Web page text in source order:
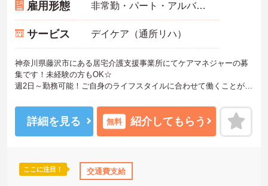
雇用形態 非常勤・パート・アルバイト
サービス デイケア（通所リハ）
神奈川県藤沢市にある居宅介護支援事業所にてケアマネジャーの募
集です！未経験の方もOK☆
週2日～勤務可能！ご自身のライフスタイルに合わせて働くことがで
大切にしていただけます♪
ご興味のある方には、面接対策ポイントなど、さらに詳細をお話し
いたしますのでお気軽にご相談ください！
詳細を見る 無料 紹介してもらう
ここに注目！ 交通費支給